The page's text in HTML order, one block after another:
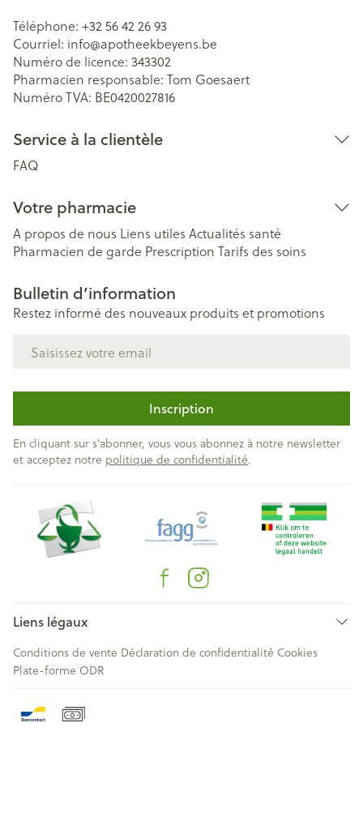
Téléphone: +32 56 42 26 93
Courriel: info@apotheekbeyens.be
Numéro de licence: 343302
Pharmacien responsable: Tom Goesaert
Numéro TVA: BE0420027816
Service à la clientèle
FAQ
Votre pharmacie
A propos de nous Liens utiles Actualités santé
Pharmacien de garde Prescription Tarifs des soins
Bulletin d’information
Restez informé des nouveaux produits et promotions
Inscription
En cliquant sur s'abonner, vous vous abonnez à notre newsletter
et acceptez notre politique de confidentialité.
Liens légaux
Conditions de vente Déclaration de confidentialité Cookies
Plate-forme ODR